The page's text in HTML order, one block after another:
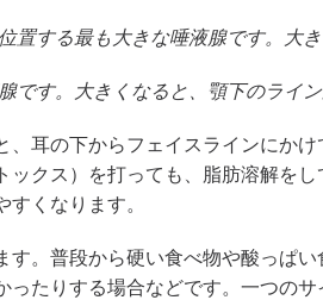
置する最も大きな唾液腺です。大
す。大きくなると、顎下のライ
、耳の下からフェイスラインにか
クス）を打っても、脂肪溶解を
くなります。
。普段から硬い食べ物や酸っぱ
たりする場合などです。一つの